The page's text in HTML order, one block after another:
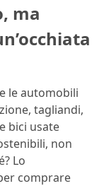
ma
le automobili
tagliandi,
bici usate
non
Lo
comprare